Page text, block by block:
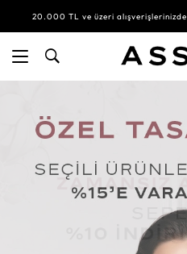
20.000 TL ve üzeri alışverişlerinizde